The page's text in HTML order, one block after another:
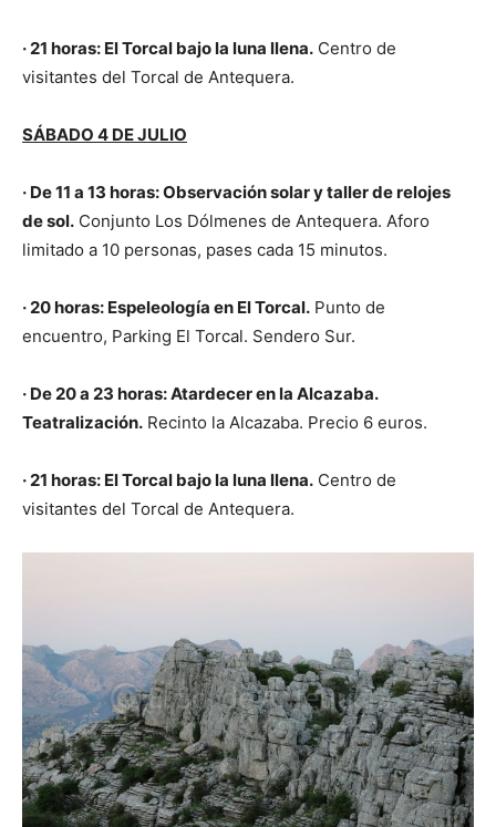
· 21 horas: El Torcal bajo la luna llena. Centro de
visitantes del Torcal de Antequera.
SÁBADO 4 DE JULIO
· De 11 a 13 horas: Observación solar y taller de relojes
de sol. Conjunto Los Dólmenes de Antequera. Aforo
limitado a 10 personas, pases cada 15 minutos.
· 20 horas: Espeleología en El Torcal. Punto de
encuentro, Parking El Torcal. Sendero Sur.
· De 20 a 23 horas: Atardecer en la Alcazaba.
Teatralización. Recinto la Alcazaba. Precio 6 euros.
·21 horas: El Torcal bajo la luna llena. Centro de
visitantes del Torcal de Antequera.